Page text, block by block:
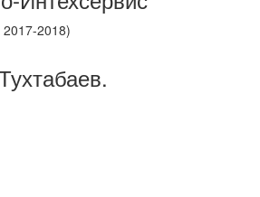
2018)
.